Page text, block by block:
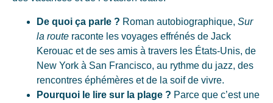
De quoi ça parle ? Roman autobiographique, Sur
la route raconte les voyages effrénés de Jack
Kerouac et de ses amis à travers les États-Unis, de
New York à San Francisco, au rythme du jazz, des
rencontres éphémères et de la soif de vivre.
Pourquoi le lire sur la plage ? Parce que c’est une